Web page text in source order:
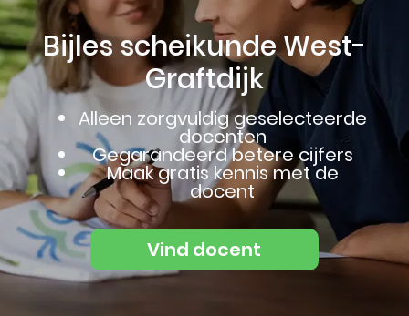
Bijles scheikunde West-
Graftdijk
Alleen zorgvuldig geselecteerde
docenten
Gegarandeerd betere cijfers
Maak gratis kennis met de
docent
Vind docent